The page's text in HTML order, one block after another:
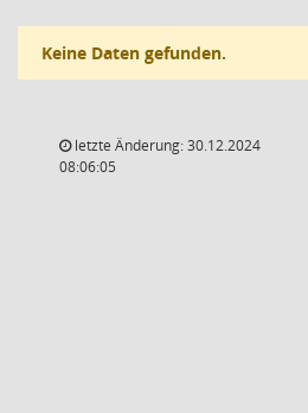
Keine Daten gefunden.
letzte Änderung: 30.12.2024
08:06:05